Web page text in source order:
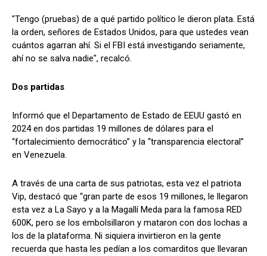
"Tengo (pruebas) de a qué partido político le dieron plata. Está
la orden, señores de Estados Unidos, para que ustedes vean
cuántos agarran ahí. Si el FBI está investigando seriamente,
ahí no se salva nadie", recalcó.
Dos partidas
Informó que el Departamento de Estado de EEUU gastó en
2024 en dos partidas 19 millones de dólares para el
“fortalecimiento democrático” y la “transparencia electoral”
en Venezuela.
A través de una carta de sus patriotas, esta vez el patriota
Vip, destacó que “gran parte de esos 19 millones, le llegaron
esta vez a La Sayo y a la Magallí Meda para la famosa RED
600K, pero se los embolsillaron y mataron con dos lochas a
los de la plataforma. Ni siquiera invirtieron en la gente
recuerda que hasta les pedían a los comarditos que llevaran